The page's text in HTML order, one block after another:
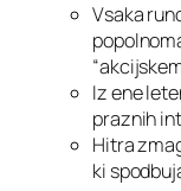
Vsaka
Iz ene
praznih
Hitra
ki